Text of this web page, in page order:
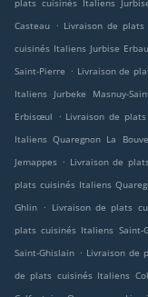
plats cuisinés Italiens
Casteau . Livraison de plats
cuisinés Italiens Jurbise
Saint-Pierre . Livraison de
Italiens Jurbeke Masnuy-
Erbisœul
. Livraison de
Italiens Quaregnon La
Jemappes . Livraison de
plats cuisinés Italiens
Ghlin . Livraison de plats
plats cuisinés Italiens Saint-
Saint-Ghislain . Livraison de
de plats cuisinés Italiens